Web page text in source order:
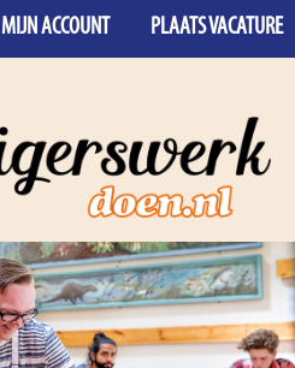
PLAATS VACATURE
MIJN ACCOUNT